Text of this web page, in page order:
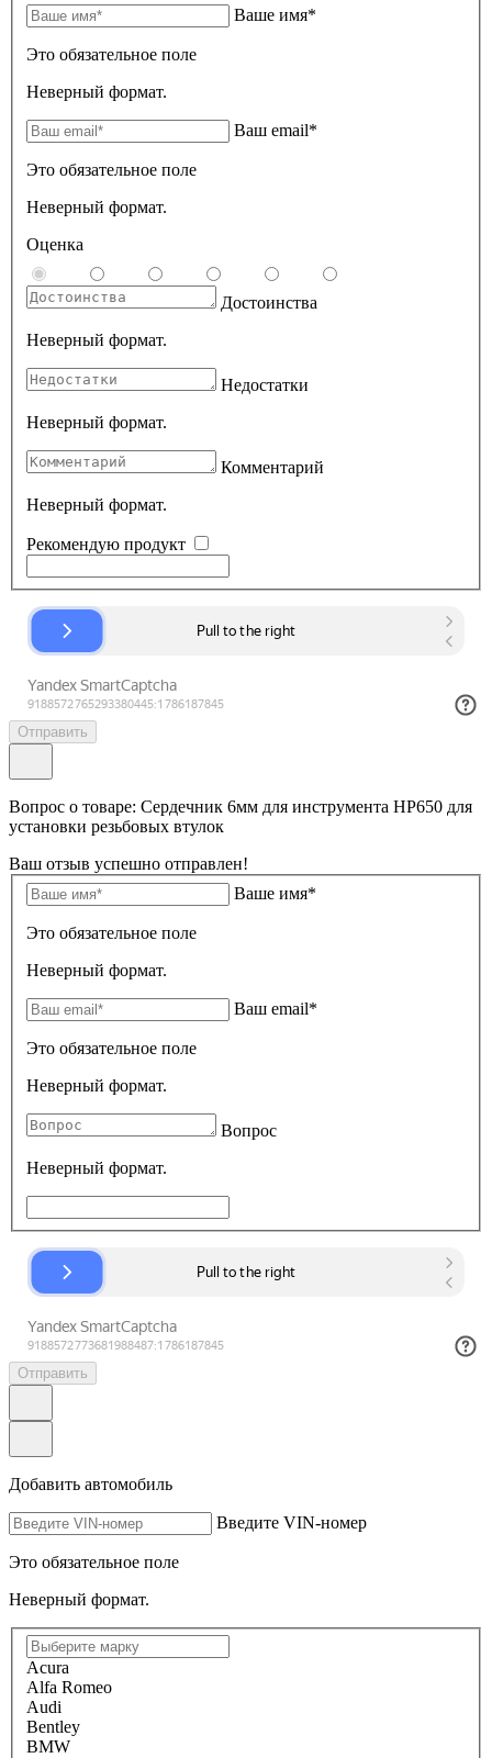
Ваше имя*
Это обязательное поле
Неверный формат.
Ваш email*
Это обязательное поле
Неверный формат.
Оценка
Достоинства
Неверный формат.
Недостатки
Неверный формат.
Комментарий
Неверный формат.
Рекомендую продукт
Отправить
Вопрос о товаре: Сердечник 6мм для инструмента HP650 для
установки резьбовых втулок
Ваш отзыв успешно отправлен!
Ваше имя*
Это обязательное поле
Неверный формат.
Ваш email*
Это обязательное поле
Неверный формат.
Вопрос
Неверный формат.
Отправить
Добавить автомобиль
Введите VIN-номер
Это обязательное поле
Неверный формат.
Acura
Alfa Romeo
Audi
Bentley
BMW